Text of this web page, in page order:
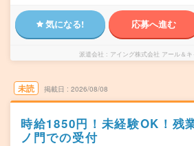
気になる! 応募へ進む
派遣会社 アイング株式会社 アール＆
未読 掲載日 2026/08/08
時給1850円！未経験OK！残
ノ門での受付